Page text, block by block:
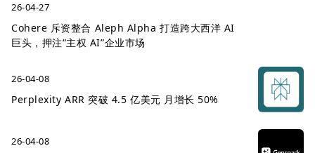
26-04-27
Cohere 斥资整合 Aleph Alpha 打造跨大西洋 AI
巨头，押注“主权 AI”企业市场
26-04-08
Perplexity ARR 突破 4.5 亿美元 月增长 50%
26-04-08